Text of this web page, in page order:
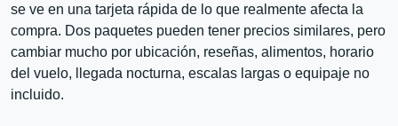
se ve en una tarjeta rápida de lo que realmente afecta la
compra. Dos paquetes pueden tener precios similares, pero
cambiar mucho por ubicación, reseñas, alimentos, horario
del vuelo, llegada nocturna, escalas largas o equipaje no
incluido.